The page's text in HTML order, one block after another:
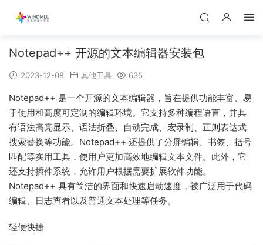
Notepad++ 开源的文本编辑器安装包
2023-12-08 其他工具 635
Notepad++ 是一个开源的文本编辑器，旨在提供功能丰富、易
于使用和高度可定制的编辑环境。它支持多种编程语言，并具
有语法高亮显示、语法折叠、自动完成、宏录制、正则表达式
搜索替换等功能。Notepad++ 还提供了分屏编辑、书签、括号
匹配等实用工具，使用户更加高效地编辑文本文件。此外，它
还支持插件系统，允许用户根据需要扩展软件功能。
Notepad++ 具有简洁的界面和快速启动速度，被广泛用于代码
编辑、日志查看以及普通文本处理等任务。
轻便快捷